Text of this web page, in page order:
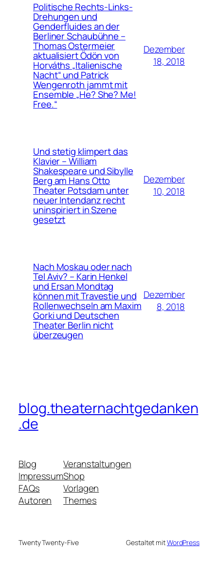
Politische Rechts-Links-
Drehungen und
Genderfluides an der
Berliner Schaubühne –
Thomas Ostermeier
aktualisiert Ödön von
Horváths „Italienische
Nacht“ und Patrick
Wengenroth jammt mit
Ensemble „He? She? Me!
Free.“
Dezember
18, 2018
Und stetig klimpert das
Klavier – William
Shakespeare und Sibylle
Berg am Hans Otto
Theater Potsdam unter
neuer Intendanz recht
uninspiriert in Szene
gesetzt
Dezember
10, 2018
Nach Moskau oder nach
Tel Aviv? – Karin Henkel
und Ersan Mondtag
können mit Travestie und
Rollenwechseln am Maxim
Gorki und Deutschen
Theater Berlin nicht
überzeugen
Dezember
8, 2018
blog.theaternachtgedanken
.de
Blog
Impressum
FAQs
Autoren
Veranstaltungen
Shop
Vorlagen
Themes
Twenty Twenty-Five Gestaltet mitWordPress